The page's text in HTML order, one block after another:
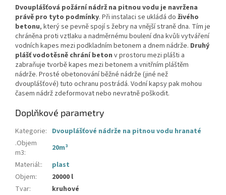
Dvouplášťová požární nádrž na pitnou vodu je navržena
právě pro tyto podmínky. Při instalaci se ukládá do živého
betonu, který se pevně spojí s žebry na vnější straně dna. Tím je
chráněna proti vztlaku a nadměrnému boulení dna kvůli vytváření
vodních kapes mezi podkladním betonem a dnem nádrže. Druhý
plášť vodotěsně chrání beton v prostoru mezi plášti a
zabraňuje tvorbě kapes mezi betonem a vnitřním pláštěm
nádrže. Prosté obetonování běžné nádrže (jiné než
dvouplášťové) tuto ochranu postrádá. Vodní kapsy pak mohou
časem nádrž zdeformovat nebo nevratně poškodit.
Doplňkové parametry
Kategorie: Dvouplášťové nádrže na pitnou vodu hranaté
.Objem
m3:
20m³
Materiál::
plast
Objem:
20000 l
Tvar:
kruhové